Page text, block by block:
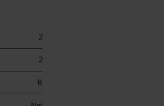
2
2
B